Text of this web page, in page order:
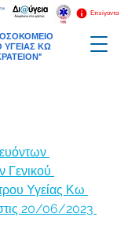
ΥΓΕΙΑΣ ΚΩ
Επείγοντα
Γενικού
Υγείας Κω
20/06/2023